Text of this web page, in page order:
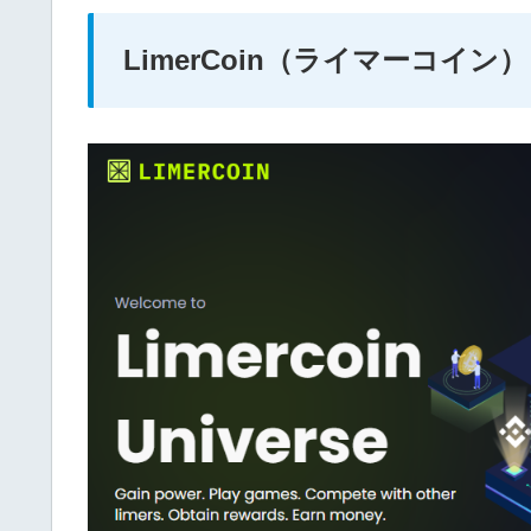
LimerCoin（ライマーコイン